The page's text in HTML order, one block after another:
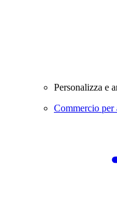
Personalizza e
Commercio per